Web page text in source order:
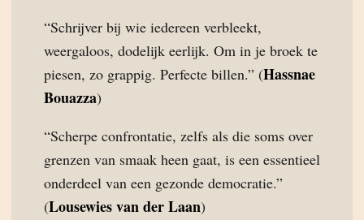
“Schrijver bij wie iedereen verbleekt,
weergaloos, dodelijk eerlijk. Om in je broek te
piesen, zo grappig. Perfecte billen.” (Hassnae
Bouazza)
“Scherpe confrontatie, zelfs als die soms over
grenzen van smaak heen gaat, is een essentieel
onderdeel van een gezonde democratie.”
(Lousewies van der Laan)